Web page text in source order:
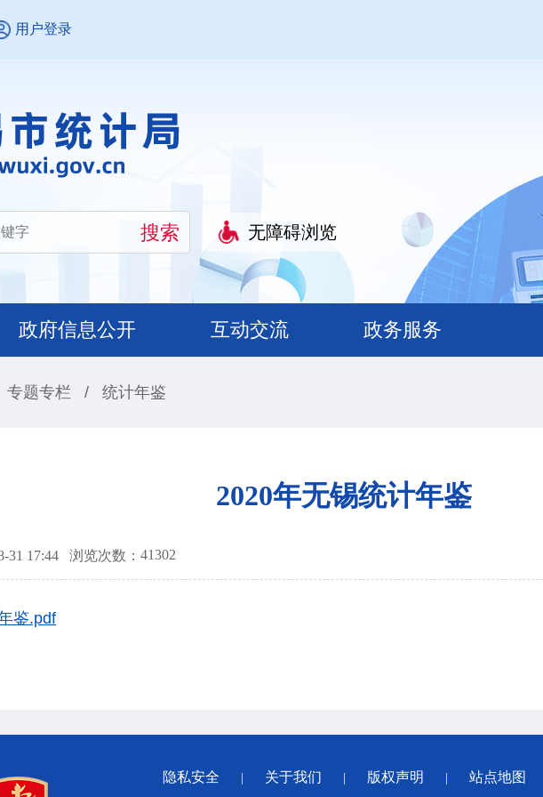
用户登录
无障碍浏览
政府信息公开 互动交流 政务服务
专题专栏 / 统计年鉴
2020年无锡统计年鉴
31 17:44 浏览次数： 41302
鉴.pdf
隐私安全 关于我们 版权声明 站点地图